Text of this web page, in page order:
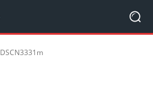
DSCN3331m